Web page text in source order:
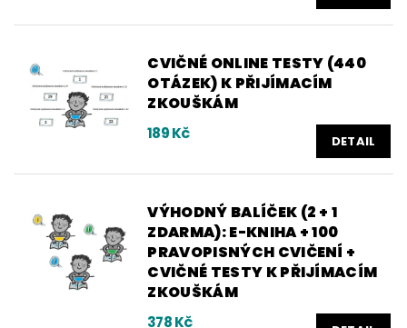
CVIČNÉ ONLINE TESTY (440
OTÁZEK) K PŘIJÍMACÍM
ZKOUŠKÁM
189 Kč DETAIL
VÝHODNÝ BALÍČEK (2 + 1
ZDARMA): E-KNIHA + 100
PRAVOPISNÝCH CVIČENÍ +
CVIČNÉ TESTY K PŘIJÍMACÍM
ZKOUŠKÁM
378 Kč